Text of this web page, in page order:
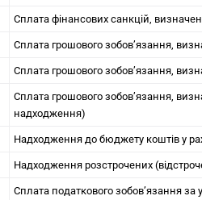
Сплата фінансових санкцій,
Сплата грошового зобов’язання,
Сплата грошового зобов’язання,
Сплата грошового зобов’язання,
надходження)
Надходження до бюджету коштів у
Надходження розстрочених
Сплата податкового зобов’язання